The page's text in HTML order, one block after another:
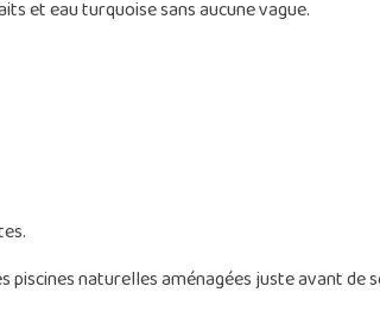
et eau turquoise sans aucune vague.
piscines naturelles aménagées juste avant de